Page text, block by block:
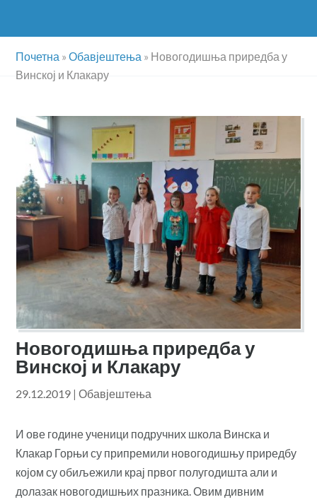
Почетна »Обавјештења » Новогодишња приредба у
Винској и Клакару
Новогодишња приредба у
Винској и Клакару
29.12.2019 |Обавјештења
И ове године ученици подручних школа Винска и
Клакар Горњи су припремили новогодишњу приредбу
којом су обиљежили крај првог полугодишта али и
долазак новогодишњих празника. Овим дивним